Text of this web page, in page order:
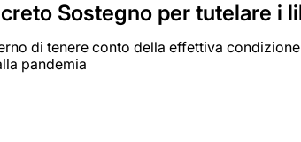
Sostegno per tutelare i
di tenere conto della effettiva
pandemia